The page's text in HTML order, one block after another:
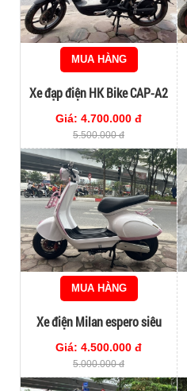
MUA HÀNG
Xe đạp điện HK Bike CAP-A2
Giá: 4.700.000 đ
5.500.000 đ
MUA HÀNG
Xe điện Milan espero siêu
Giá: 4.500.000 đ
5.000.000 đ